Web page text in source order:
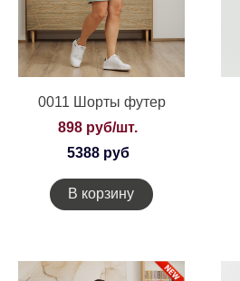
0011 Шорты футер
898 руб/шт.
5388 руб
В корзину